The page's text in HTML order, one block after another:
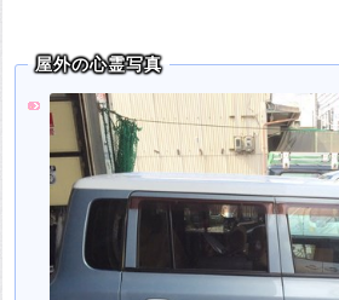
屋外の心霊写真